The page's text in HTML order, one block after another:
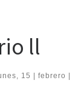
ll
15 | febrero |